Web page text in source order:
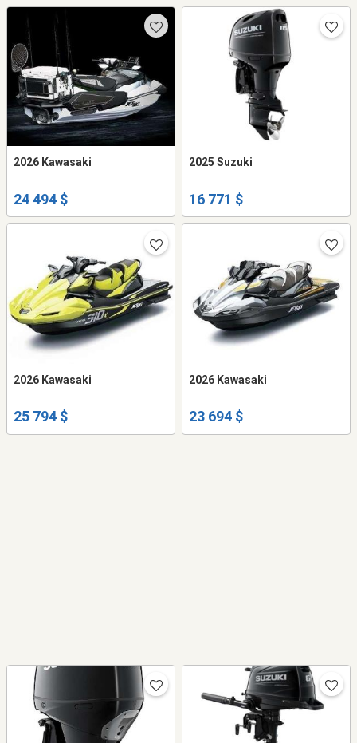
2026 Kawasaki
24 494 $
2025 Suzuki
16 771 $
2026 Kawasaki
25 794 $
2026 Kawasaki
23 694 $